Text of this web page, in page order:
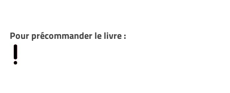
Pour précommander le livre :